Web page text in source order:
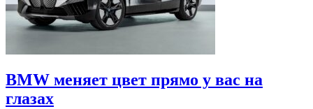
BMW меняет цвет прямо у вас на
глазах